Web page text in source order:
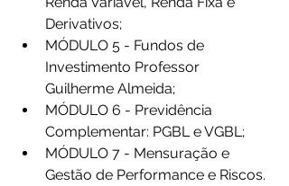
Derivativos;
MÓDULO 5 - Fundos de
Investimento Professor
Guilherme Almeida;
MÓDULO 6 - Previdência
Complementar: PGBL e VGBL;
MÓDULO 7 - Mensuração e
Gestão de Performance e Riscos.